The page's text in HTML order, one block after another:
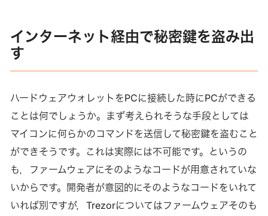
インターネット経由で秘密鍵を盗み出
す
ハードウェアウォレットをPCに接続した時にPCができる
ことは何でしょうか。まず考えられそうな手段としては
マイコンに何らかのコマンドを送信して秘密鍵を盗むこと
ができそうです。これは実際には不可能です。というの
も，ファームウェアにそのようなコードが用意されていな
いからです。開発者が意図的にそのようなコードをいれて
いれば別ですが，Trezorについてはファームウェアそのも